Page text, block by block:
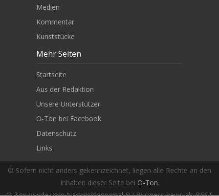
© Sofern nicht anders gekennzeichnet, liegen alle Rechte an den
Inhalten dieser Seite bei O-Ton.
Medien
Kommentar
Kunststücke
Mehr Seiten
Startseite
Aus der Redaktion
Unsere Unterstützer
O-Ton bei Facebook
Datenschutz
Links